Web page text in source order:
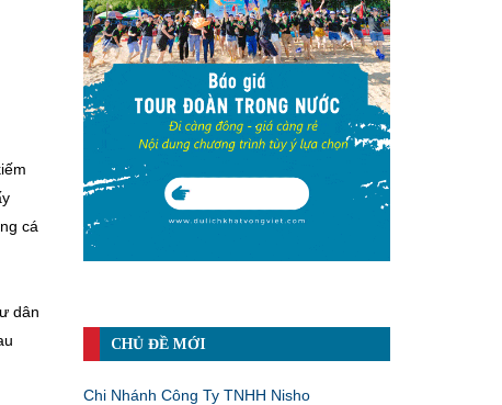
cá
dân
CHỦ ĐỀ MỚI
Chi Nhánh Công Ty TNHH Nisho